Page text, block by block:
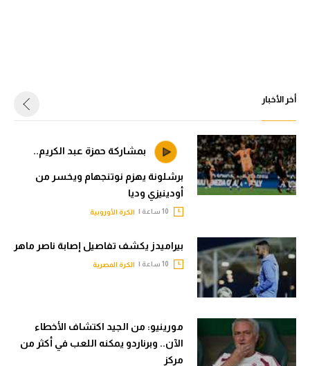
أخر الأخبار
بمشاركة حمزة عبد الكريم..
برشلونة يهزم نوتنجهام ويخسر من
أودينيزي وديا
الكرة الأوروبية
بيراميدز يكشف تفاصيل إصابة ناصر ماهر
الكرة المصرية
مورينيو: من الجيد اكتشاف الأخطاء
الآن.. وبرناردو يمكنه اللعب في أكثر من
مركز